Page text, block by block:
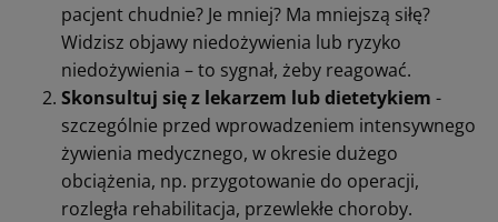
pacjent chudnie? Je mniej? Ma mniejszą siłę?
Widzisz objawy niedożywienia lub ryzyko
niedożywienia – to sygnał, żeby reagować.
Skonsultuj się z lekarzem lub dietetykiem -
szczególnie przed wprowadzeniem intensywnego
żywienia medycznego, w okresie dużego
obciążenia, np. przygotowanie do operacji,
rozległa rehabilitacja, przewlekłe choroby.